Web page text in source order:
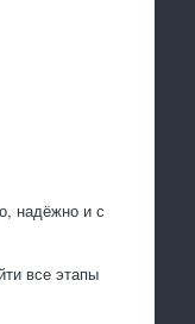
надёжно и с
все этапы